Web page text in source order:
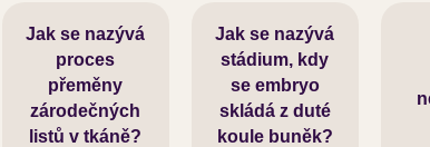
Jak se nazývá
proces
přeměny
zárodečných
listů v tkáně?
Diferenciace
Jak se nazývá
stádium, kdy
se embryo
skládá z duté
koule buněk?
Blastula